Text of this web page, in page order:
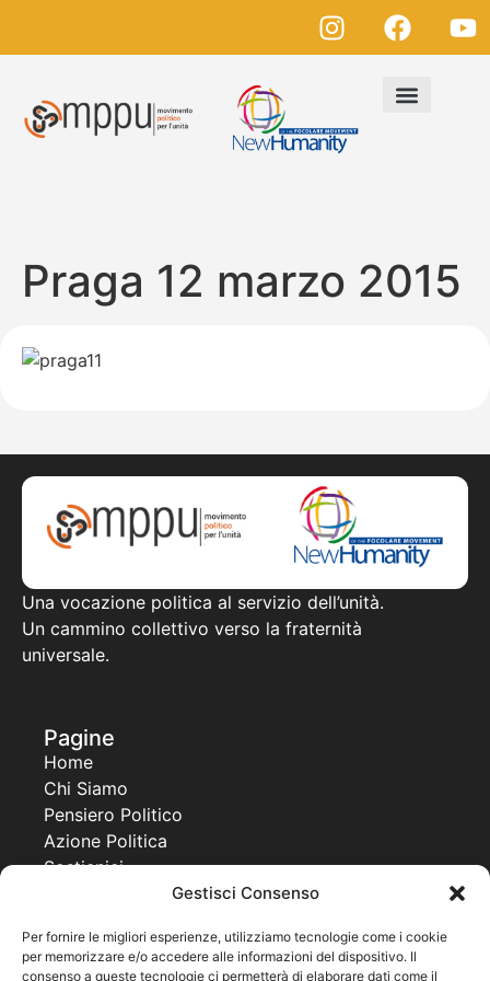
Gestisci Consenso
Per fornire le migliori esperienze, utilizziamo tecnologie come i cookie
per memorizzare e/o accedere alle informazioni del dispositivo. Il
consenso a queste tecnologie ci permetterà di elaborare dati come il
Praga 12 marzo 2015
Una vocazione politica al servizio dell’unità.
Un cammino collettivo verso la fraternità
universale.
Pagine
Home
Chi Siamo
Pensiero Politico
Azione Politica
Sostienici
Progetti
Together For a New Africa